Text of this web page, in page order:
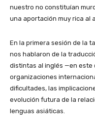
nuestro no constituían
una aportación muy rica al
En la primera sesión de la
nos hablaron de la
distintas al inglés —en este
organizaciones
dificultades, las
evolución futura de la
lenguas asiáticas.